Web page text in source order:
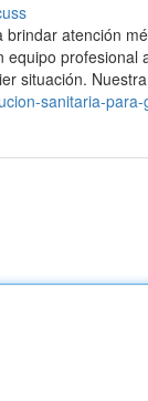
atención
situación.
sanitaria-